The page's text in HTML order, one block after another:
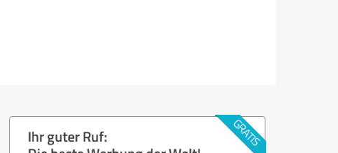
Ihr guter Ruf: